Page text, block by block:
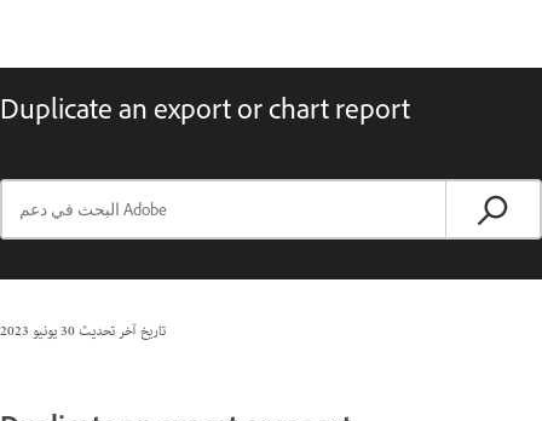
Duplicate an export or chart report
تاريخ آخر تحديث30 يونيو 2023